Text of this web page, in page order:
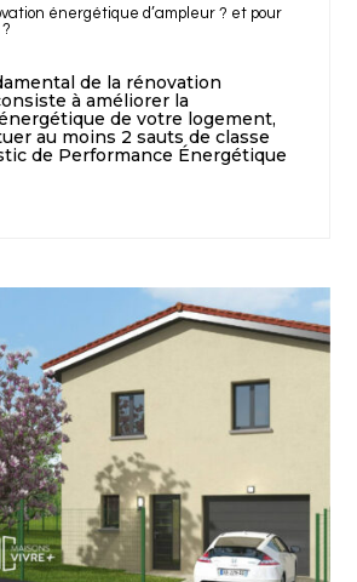
énergétique d’ampleur ? et pour
de la rénovation
à améliorer la
de votre logement,
au moins 2 sauts de classe
de Performance Énergétique